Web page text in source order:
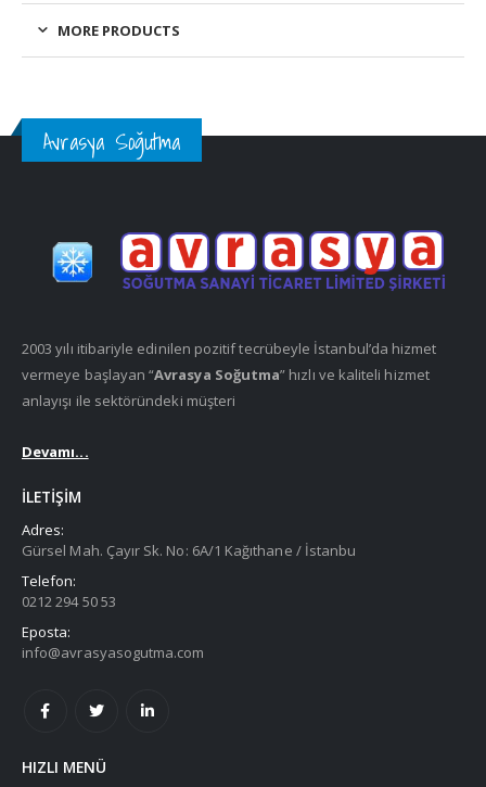
MORE PRODUCTS
Avrasya Soğutma
2003 yılı itibariyle edinilen pozitif tecrübeyle İstanbul’da hizmet
vermeye başlayan “Avrasya Soğutma” hızlı ve kaliteli hizmet
anlayışı ile sektöründeki müşteri
Devamı...
İLETIŞIM
Adres:
Gürsel Mah. Çayır Sk. No: 6A/1 Kağıthane / İstanbu
Telefon:
0212 294 50 53
Eposta:
info@avrasyasogutma.com
HIZLI MENÜ